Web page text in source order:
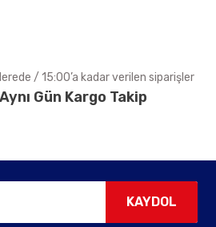
/ 15:00’a kadar verilen siparişler
Aynı Gün Kargo Takip
KAYDOL